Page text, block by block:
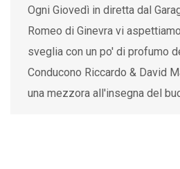
Ogni Giovedì in diretta dal
Romeo di Ginevra vi
sveglia con un po' di profumo
Conducono Riccardo & David
una mezzora all'insegna del